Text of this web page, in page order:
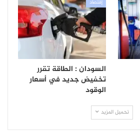
إقتصاد
السودان : الطاقة تقرر
تخفيض جديد في أسعار
الوقود
تحميل المزيد